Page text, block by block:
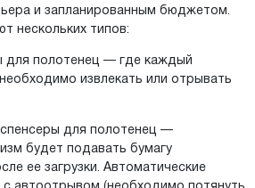
и запланированным бюджетом.
нескольких типов:
для полотенец — где каждый
извлекать или отрывать
для полотенец —
будет подавать бумагу
ее загрузки. Автоматические